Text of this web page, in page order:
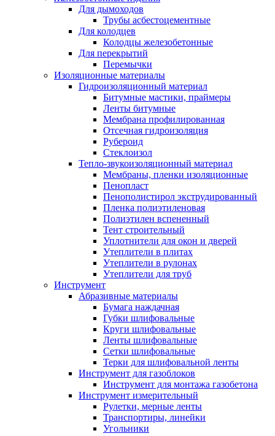
Для дымоходов
Трубы асбестоцементные
Для колодцев
Колодцы железобетонные
Для перекрытий
Перемычки
Изоляционные материалы
Гидроизоляционный материал
Битумные мастики, праймеры
Ленты битумные
Мембрана профилированная
Отсечная гидроизоляция
Рубероид
Стеклоизол
Тепло-звукоизоляционный материал
Мембраны, пленки изоляционные
Пенопласт
Пенополистирол экструдированный
Пленка полиэтиленовая
Полиэтилен вспененный
Тент строительный
Уплотнители для окон и дверей
Утеплители в плитах
Утеплители в рулонах
Утеплители для труб
Инструмент
Абразивные материалы
Бумага наждачная
Губки шлифовальные
Круги шлифовальные
Ленты шлифовальные
Сетки шлифовальные
Терки для шлифовальной ленты
Инструмент для газоблоков
Инструмент для монтажа газобетона
Инструмент измерительный
Рулетки, мерные ленты
Транспортиры, линейки
Угольники